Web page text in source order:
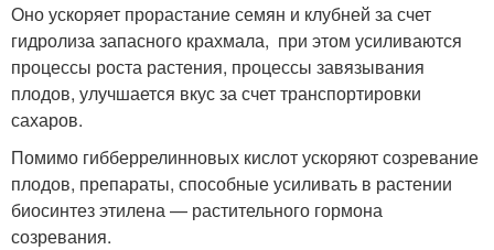
Оно ускоряет прорастание семян и клубней за счет
гидролиза запасного крахмала, при этом усиливаются
процессы роста растения, процессы завязывания
плодов, улучшается вкус за счет транспортировки
сахаров.
Помимо гибберрелинновых кислот ускоряют созревание
плодов, препараты, способные усиливать в растении
биосинтез этилена — растительного гормона
созревания.